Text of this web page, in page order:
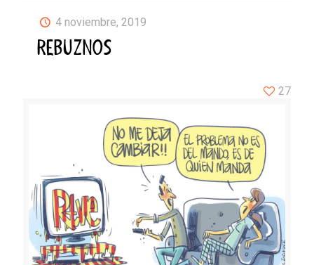
4 noviembre, 2019
REBUZNOS
27